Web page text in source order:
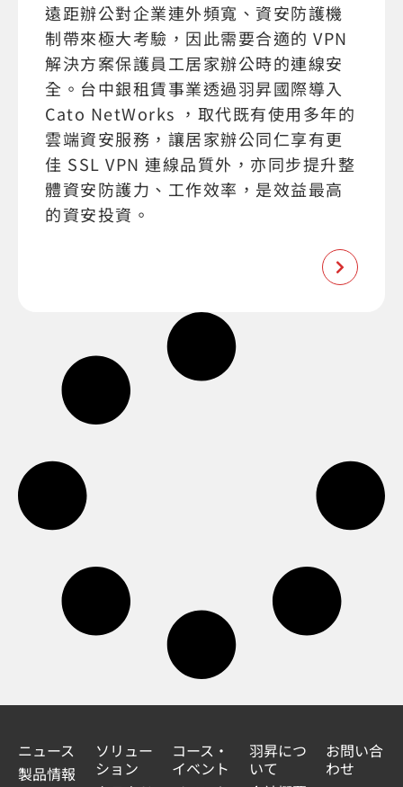
遠距辦公對企業連外頻寬、資安防護機
制帶來極大考驗，因此需要合適的 VPN
解決方案保護員工居家辦公時的連線安
全。台中銀租賃事業透過羽昇國際導入
Cato NetWorks ，取代既有使用多年的
雲端資安服務，讓居家辦公同仁享有更
佳 SSL VPN 連線品質外，亦同步提升整
體資安防護力、工作效率，是效益最高
的資安投資。
ニュース
製品情報
ソリュー
ション
コース・
イベント
羽昇につ
いて
お問い合
わせ